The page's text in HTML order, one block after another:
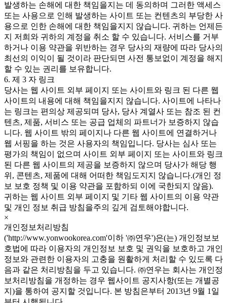
발생하는 손해에 대한 책임을지는 데 동의하며 그러한 액세스
또는 사용으로 인해 발생하는 사이트 또는 컨텐츠의 부당한 사
용으로 인한 손해에 대한 책임을지지 않습니다. 귀하는 언제든
지 저희와 귀하의 계정을 취소 할 수 있습니다. 서비스를 거부
하거나 이용 약관을 위반하는 경우 당사의 재량에 따라 당사의
최선의 이익이 될 것이라 판단되면 사전 통보없이 계정을 해지
할 수 있는 권리를 보유합니다.
6. 제 3 자 링크
당사는 웹 사이트 외부 페이지 또는 사이트와 링크 된 다른 웹
사이트의 내용에 대해 책임을지지 않습니다. 사이트에 나타나
는 링크는 편의상 제공되며 당사, 당사 계열사 또는 참조 된 컨
텐츠, 제품, 서비스 또는 공급 업체의 파트너가 보증하지 않습
니다. 웹 사이트 밖의 페이지나 다른 웹 사이트에 연결하거나
웹 서핑을 하는 것은 사용자의 책임입니다. 당사는 심사 또는
평가의 책임이 없으며 사이트 외부 페이지 또는 사이트와 링크
된 다른 웹 사이트의 제공을 보증하지 않으며 당사가 해당 행
위, 콘텐츠, 제품에 대해 어떠한 책임도지지 않습니다.(개인 정
보 보호 정책 및 이용 약관을 포함하되 이에 국한되지 않음).
귀하는 웹 사이트 외부 페이지 및 기타 웹 사이트의 이용 약관
및 개인 정보 취급 방침을주의 깊게 검토해야합니다.
×
개인정보처리방침
('http://www.yonwookorea.com'이하 '㈜연우')은(는) 개인정보보
호법에 따라 이용자의 개인정보 보호 및 권익을 보호하고 개인
정보와 관련한 이용자의 고충을 원활하게 처리할 수 있도록 다
음과 같은 처리방침을 두고 있습니다. ㈜연우는 회사는 개인정
보처리방침을 개정하는 경우 웹사이트 공지사항(또는 개별공
지)을 통하여 공지할 것입니다. 본 방침은부터 2013년 9월 1일